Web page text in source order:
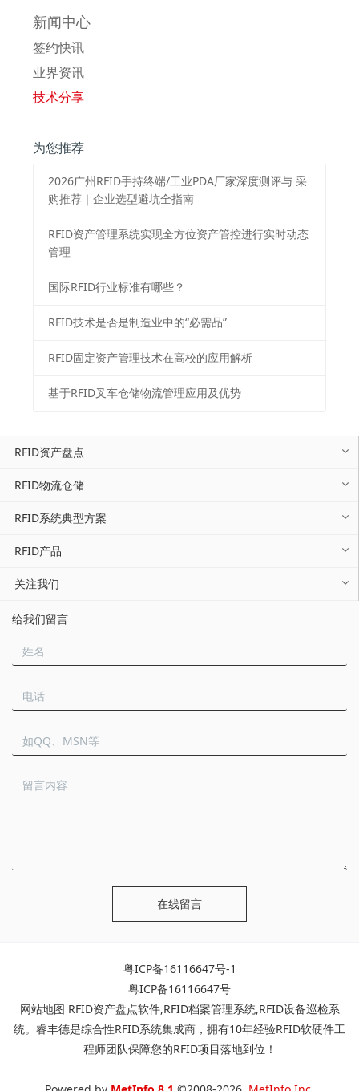
新闻中心
签约快讯
业界资讯
技术分享
为您推荐
2026⼴州RFID⼿持终端/⼯业PDA⼚家深度测评与 采
购推荐｜企业选型避坑全指南
RFID资产管理系统实现全方位资产管控进行实时动态
管理
国际RFID行业标准有哪些？
RFID技术是否是制造业中的“必需品”
RFID固定资产管理技术在高校的应用解析
基于RFID叉车仓储物流管理应用及优势
RFID资产盘点
RFID物流仓储
RFID系统典型方案
RFID产品
关注我们
给我们留言
在线留言
粤ICP备16116647号-1
粤ICP备16116647号
网站地图 RFID资产盘点软件,RFID档案管理系统,RFID设备巡检系
统。睿丰德是综合性RFID系统集成商，拥有10年经验RFID软硬件工
程师团队保障您的RFID项目落地到位！